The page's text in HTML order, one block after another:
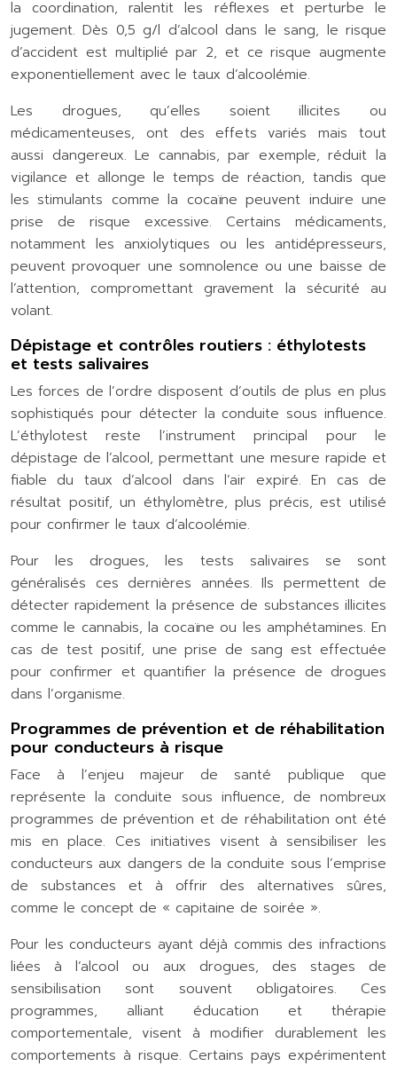
la coordination, ralentit les réflexes et perturbe le
jugement. Dès 0,5 g/l d’alcool dans le sang, le risque
d’accident est multiplié par 2, et ce risque augmente
exponentiellement avec le taux d’alcoolémie.
Les drogues, qu’elles soient illicites ou
médicamenteuses, ont des effets variés mais tout
aussi dangereux. Le cannabis, par exemple, réduit la
vigilance et allonge le temps de réaction, tandis que
les stimulants comme la cocaïne peuvent induire une
prise de risque excessive. Certains médicaments,
notamment les anxiolytiques ou les antidépresseurs,
peuvent provoquer une somnolence ou une baisse de
l’attention, compromettant gravement la sécurité au
volant.
Dépistage et contrôles routiers : éthylotests
et tests salivaires
Les forces de l’ordre disposent d’outils de plus en plus
sophistiqués pour détecter la conduite sous influence.
L’éthylotest reste l’instrument principal pour le
dépistage de l’alcool, permettant une mesure rapide et
fiable du taux d’alcool dans l’air expiré. En cas de
résultat positif, un éthylomètre, plus précis, est utilisé
pour confirmer le taux d’alcoolémie.
Pour les drogues, les tests salivaires se sont
généralisés ces dernières années. Ils permettent de
détecter rapidement la présence de substances illicites
comme le cannabis, la cocaïne ou les amphétamines. En
cas de test positif, une prise de sang est effectuée
pour confirmer et quantifier la présence de drogues
dans l’organisme.
Programmes de prévention et de réhabilitation
pour conducteurs à risque
Face à l’enjeu majeur de santé publique que
représente la conduite sous influence, de nombreux
programmes de prévention et de réhabilitation ont été
mis en place. Ces initiatives visent à sensibiliser les
conducteurs aux dangers de la conduite sous l’emprise
de substances et à offrir des alternatives sûres,
comme le concept de « capitaine de soirée ».
Pour les conducteurs ayant déjà commis des infractions
liées à l’alcool ou aux drogues, des stages de
sensibilisation sont souvent obligatoires. Ces
programmes, alliant éducation et thérapie
comportementale, visent à modifier durablement les
comportements à risque. Certains pays expérimentent